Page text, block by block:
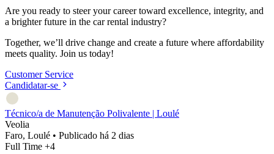
Are you ready to steer your career toward excellence, integrity, and
a brighter future in the car rental industry?
Together, we’ll drive change and create a future where affordability
meets quality. Join us today!
Customer Service
Candidatar-se
Técnico/a de Manutenção Polivalente | Loulé
Veolia
Faro, Loulé • Publicado há 2 dias
Full Time +4